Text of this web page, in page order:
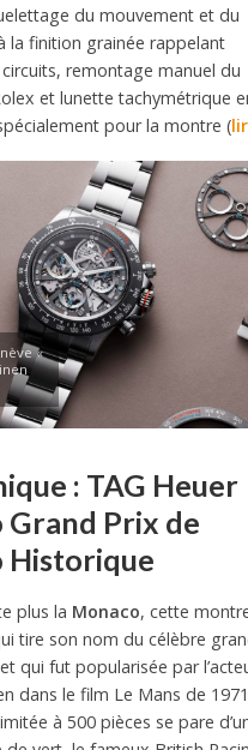
du mouvement et du
la finition grainée rappelant
circuits, remontage manuel du
et lunette tachymétrique
pour la montre (
«
: TAG Heuer
Grand Prix de
Historique
plus la Monaco, cette
tire son nom du célèbre
qui fut popularisée par
dans le film Le Mans de
à 500 pièces se pare